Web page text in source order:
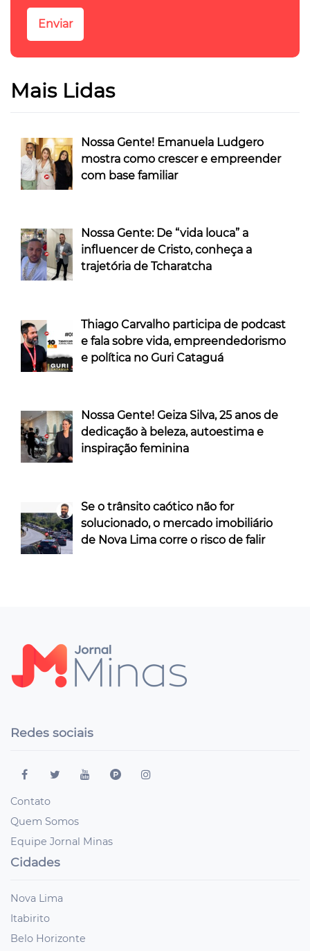
Mais Lidas
Nossa Gente! Emanuela Ludgero
mostra como crescer e empreender
com base familiar
Nossa Gente: De “vida louca” a
influencer de Cristo, conheça a
trajetória de Tcharatcha
Thiago Carvalho participa de podcast
e fala sobre vida, empreendedorismo
e política no Guri Cataguá
Nossa Gente! Geiza Silva, 25 anos de
dedicação à beleza, autoestima e
inspiração feminina
Se o trânsito caótico não for
solucionado, o mercado imobiliário
de Nova Lima corre o risco de falir
Redes sociais
Contato
Quem Somos
Equipe Jornal Minas
Cidades
Nova Lima
Itabirito
Belo Horizonte